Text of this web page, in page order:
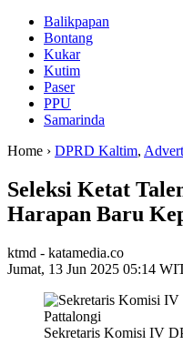
Balikpapan
Bontang
Kukar
Kutim
Paser
PPU
Samarinda
Home › DPRD Kaltim,
Seleksi Ketat
Harapan Baru
ktmd - katamedia.co
Jumat, 13 Jun 2025 05:14
Sekretaris Komisi IV